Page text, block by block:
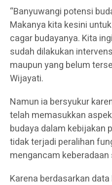
“Banyuwangi potensi
Makanya kita kesini
cagar budayanya. Kita
sudah dilakukan
maupun yang belum
Wijayati.
Namun ia bersyukur
telah memasukkan
budaya dalam kebijakan
tidak terjadi peralihan
mengancam
Karena berdasarkan